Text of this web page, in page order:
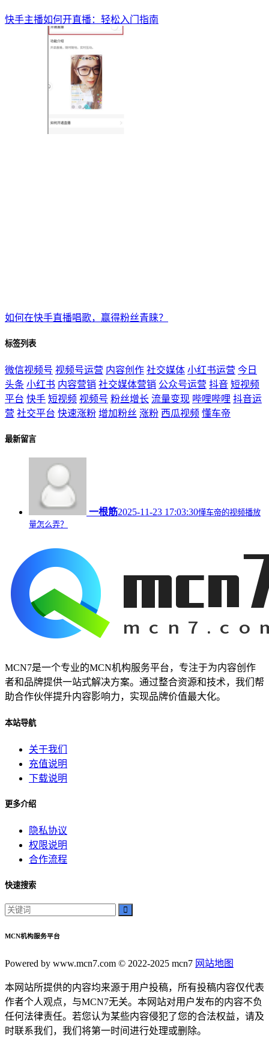
快手主播如何开直播：轻松入门指南
如何在快手直播唱歌，赢得粉丝青睐？
标签列表
微信视频号 视频号运营 内容创作 社交媒体 小红书运营 今日
头条 小红书 内容营销 社交媒体营销 公众号运营 抖音 短视频
平台 快手 短视频 视频号 粉丝增长 流量变现 哔哩哔哩 抖音运
营 社交平台 快速涨粉 增加粉丝 涨粉 西瓜视频 懂车帝
最新留言
一根筋2025-11-23 17:03:30懂车帝的视频播放
量怎么弄？
MCN7是一个专业的MCN机构服务平台，专注于为内容创作
者和品牌提供一站式解决方案。通过整合资源和技术，我们帮
助合作伙伴提升内容影响力，实现品牌价值最大化。
本站导航
关于我们
充值说明
下载说明
更多介绍
隐私协议
权限说明
合作流程
快速搜索
MCN机构服务平台
Powered by www.mcn7.com © 2022-2025 mcn7 网站地图
本网站所提供的内容均来源于用户投稿，所有投稿内容仅代表
作者个人观点，与MCN7无关。本网站对用户发布的内容不负
任何法律责任。若您认为某些内容侵犯了您的合法权益，请及
时联系我们，我们将第一时间进行处理或删除。